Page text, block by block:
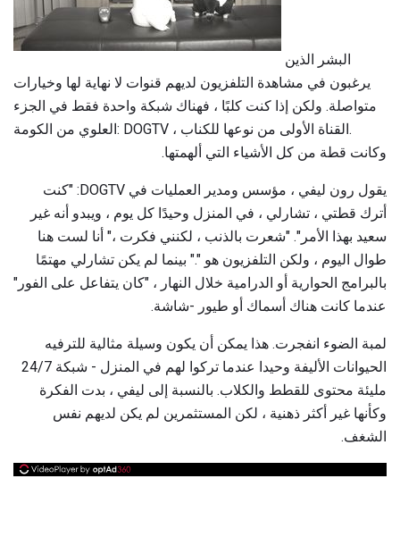
يرغبون في مشاهدة التلفزيون لديهم قنوات لا نهاية لها وخيارات
متواصلة. ولكن إذا كنت كلبًا ، فهناك شبكة واحدة فقط في الجزء
العلوي من الكومة: DOGTV ، القناة الأولى من نوعها للكناب.
وكانت قطة من كل الأشياء التي ألهمتها.
يقول رون ليفي ، مؤسس ومدير العمليات في DOGTV: "كنت
أترك قطتي ، تشارلي ، في المنزل وحيدًا كل يوم ، ويبدو أنه غير
سعيد بهذا الأمر". "شعرت بالذنب ، لكنني فكرت ،" أنا لست هنا
طوال اليوم ، ولكن التلفزيون هو "." بينما لم يكن تشارلي مهتمًا
بالبرامج الحوارية أو الدرامية خلال النهار ، "كان يتفاعل على الفور"
عندما كانت هناك أسماك أو طيور -شاشة.
لمبة الضوء انفجرت. هذا يمكن أن يكون وسيلة مثالية للترفيه
الحيوانات الأليفة وحيدا عندما تركوا لهم في المنزل - شبكة 24/7
مليئة محتوى للقطط والكلاب. بالنسبة إلى ليفي ، بدت الفكرة
وكأنها غير أكثر ذهنية ، لكن المستثمرين لم يكن لديهم نفس
الشغف.